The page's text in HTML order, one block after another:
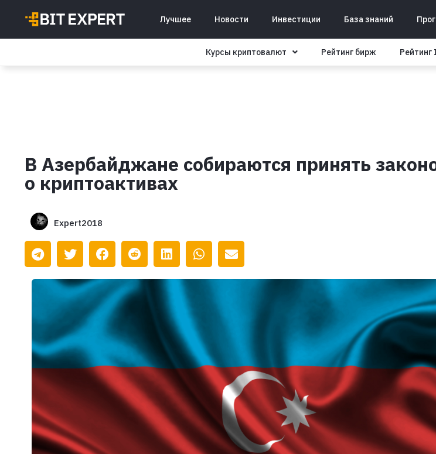
Лучшее Новости Инвестиции База знаний
Курсы криптовалют Рейтинг бирж Рейтинг
В Азербайджане собираются принять
о криптоактивах
Expert2018